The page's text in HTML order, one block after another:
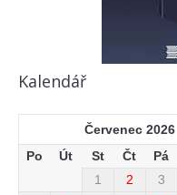
Kalendář
Červenec 2026
Po
Út St Čt Pá
1 2 3